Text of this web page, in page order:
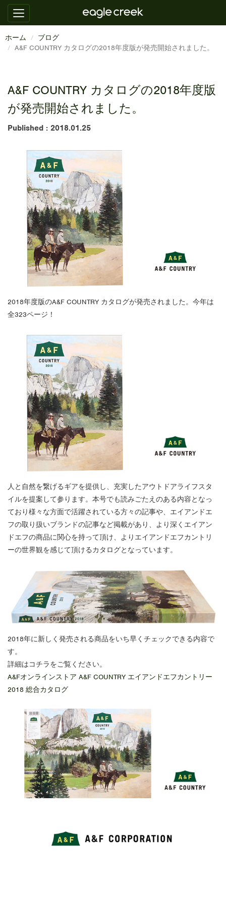
ホーム
ブログ
A&F COUNTRY カタログの2018年度版が発売開始されました。
A&F COUNTRY カタログの2018年度版
が発売開始されました。
Published : 2018.01.25
2018年度版のA&F COUNTRY カタログが発売されました。今年は
全323ページ！
人と自然を繋げるギアを提供し、充実したアウトドアライフスタ
イルを提案して参ります。本号でも読みごたえのある内容となっ
ており様々な方面で活躍されている方々の記事や、エイアンドエ
フの取り扱いブランドの記事など掲載があり、より深くエイアン
ドエフの商品に関心を持って頂け、よりエイアンドエフカントリ
ーの世界観を感じて頂けるカタログとなっています。
2018年に新しく発売される商品をいち早くチェックできる内容で
す。
詳細はコチラをご覧ください。
A&Fオンラインストア A&F COUNTRY エイアンドエフカントリー
2018 総合カタログ